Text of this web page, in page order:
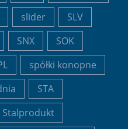
slider
SLV
SNX
SOK
spółki konopne
STA
Stalprodukt